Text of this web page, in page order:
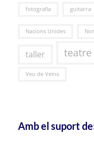
fotografia guitarra
Nacions Unides
taller teatre
Veu de Veïns
Amb el suport